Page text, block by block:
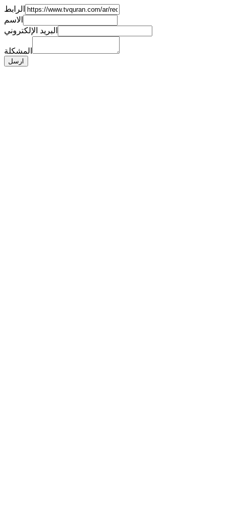
الرابط
الاسم
البريد الإلكتروني
المشكلة
ارسل